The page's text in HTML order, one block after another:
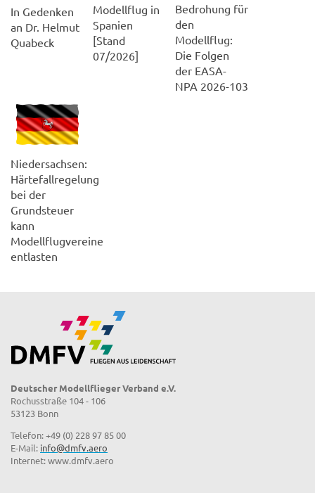
In Gedenken
an Dr. Helmut
Quabeck
Modellflug in
Spanien
[Stand
07/2026]
Bedrohung für
den
Modellflug:
Die Folgen
der EASA-
NPA 2026-103
Niedersachsen:
Härtefallregelung
bei der
Grundsteuer
kann
Modellflugvereine
entlasten
Deutscher Modellflieger Verband e.V.
Rochusstraße 104 - 106
53123 Bonn
Telefon: +49 (0) 228 97 85 00
E-Mail: info@dmfv.aero
Internet: www.dmfv.aero